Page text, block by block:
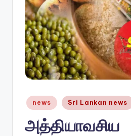
w
s.
Posted
in
news Sri Lankan news
அத்தியாவசிய